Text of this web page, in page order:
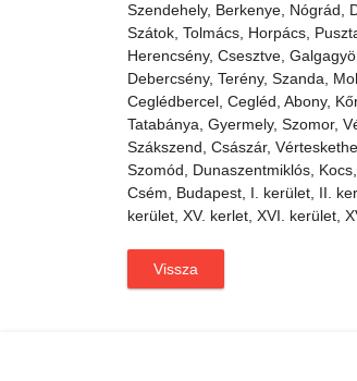
Szendehely, Berkenye, Nógrád,
Szátok, Tolmács, Horpács,
Herencsény, Csesztve,
Debercsény, Terény, Szanda,
Ceglédbercel, Cegléd, Abony,
Tatabánya, Gyermely, Szomor,
Szákszend, Császár,
Szomód, Dunaszentmiklós,
Csém, Budapest, I. kerület, II.
kerület, XV. kerlet, XVI. kerület,
Vissza